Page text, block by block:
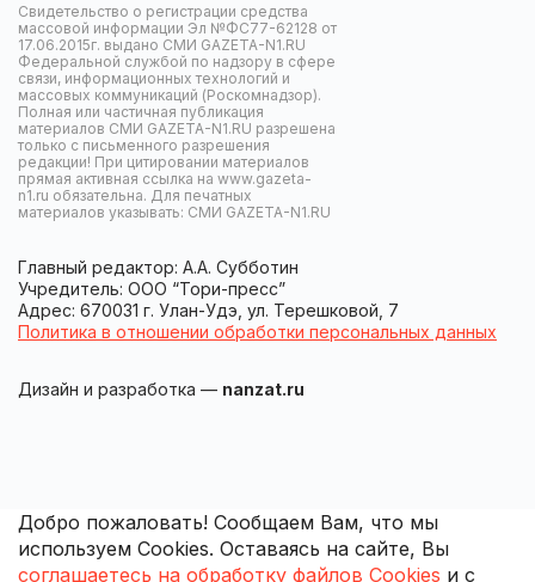
Свидетельство о регистрации средства
массовой информации Эл №ФС77-62128 от
17.06.2015г. выдано СМИ GAZETA-N1.RU
Федеральной службой по надзору в сфере
связи, информационных технологий и
массовых коммуникаций (Роскомнадзор).
Полная или частичная публикация
материалов СМИ GAZETA-N1.RU разрешена
только с письменного разрешения
редакции! При цитировании материалов
прямая активная ссылка на www.gazeta-
n1.ru обязательна. Для печатных
материалов указывать: СМИ GAZETA-N1.RU
Главный редактор: А.А. Субботин
Учредитель: ООО “Тори-пресс”
Адрес: 670031 г. Улан-Удэ, ул. Терешковой, 7
Политика в отношении обработки персональных данных
Дизайн и разработка — nanzat.ru
Добро пожаловать! Сообщаем Вам, что мы
используем Cookies. Оставаясь на сайте, Вы
соглашаетесь на обработку файлов Cookies и с